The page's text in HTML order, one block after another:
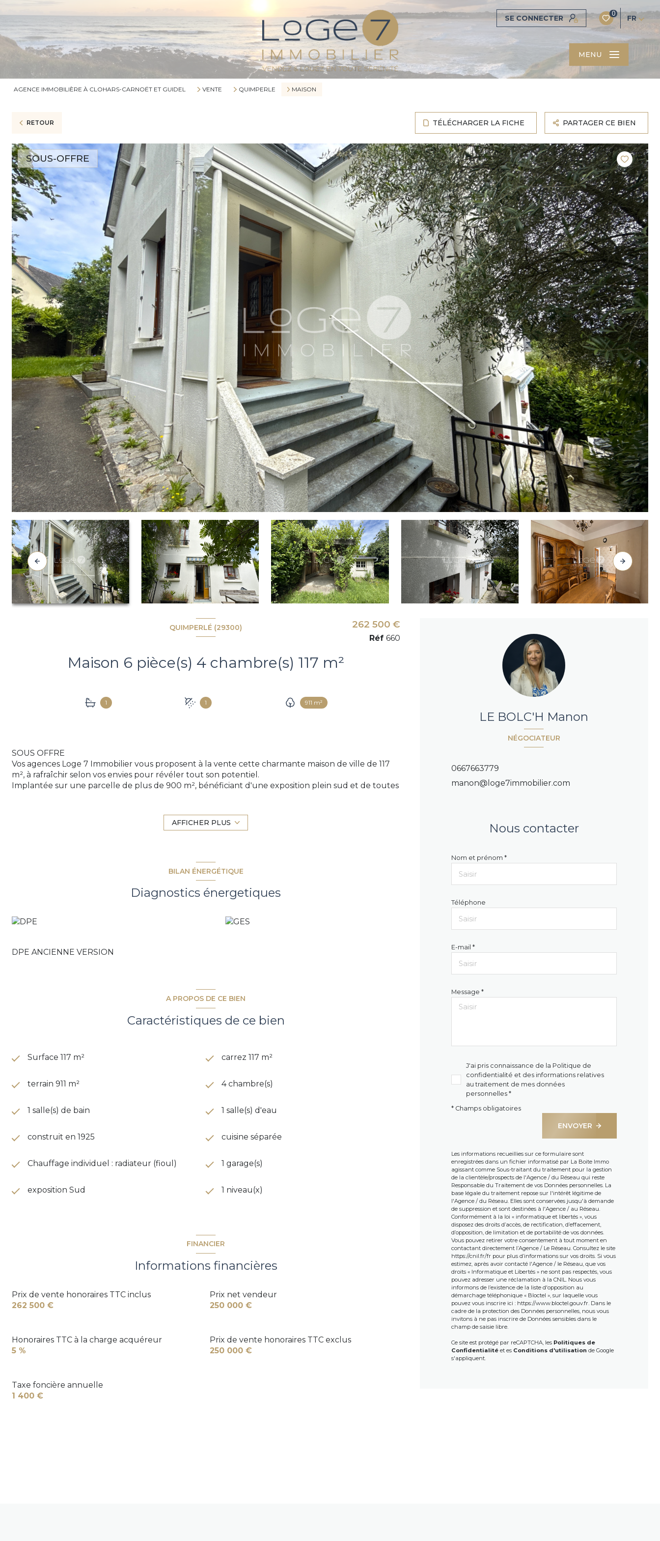
SE CONNECTER
0
FR
MENU
AGENCE IMMOBILIÈRE À CLOHARS-CARNOËT ET GUIDEL VENTE QUIMPERLE MAISON
RETOUR TÉLÉCHARGER LA FICHE PARTAGER CE BIEN
SOUS-OFFRE
QUIMPERLÉ (29300)
Maison 6 pièce(s) 4 chambre(s) 117 m²
1 1 911 m²
262 500 €
Réf 660
SOUS OFFRE
Vos agences Loge 7 Immobilier vous proposent à la vente cette charmante maison de ville de 117
m², à rafraîchir selon vos envies pour révéler tout son potentiel.
Implantée sur une parcelle de plus de 900 m², bénéficiant d'une exposition plein sud et de toutes
ainsi qu'une salle de bains et une salle d'eau.
À l'extérieur, vous profiterez d'un beau terrain, d'un cabanon et d'une place de stationnement
Grâce à son entrée indépendante, le sous-sol peut être aménagé en logement autonome, offrant
de nombreuses possibilités d'aménagement et de valorisation. Cette maison représente une
excellente opportunité pour les acquéreurs en quête d'un bien évolutif, alliant potentiel,
volumes et cadre de vie très agréable.
Veuillez noter que certaines photos ont été générées à l'aide de l'intelligence artificielle. Elles sont
présentées à titre indicatif et ont pour objectif de vous aider à vous projeter dans le potentiel
AFFICHER PLUS
BILAN ÉNERGÉTIQUE
Diagnostics énergetiques
DPE ANCIENNE VERSION
A PROPOS DE CE BIEN
Caractéristiques de ce bien
Surface 117 m² carrez 117 m²
terrain 911 m² 4 chambre(s)
1 salle(s) de bain 1 salle(s) d'eau
construit en 1925 cuisine séparée
Chauffage individuel : radiateur (fioul) 1 garage(s)
exposition Sud 1 niveau(x)
FINANCIER
Informations financières
Prix de vente honoraires TTC inclus
262 500 €
Prix net vendeur
250 000 €
Prix de vente honoraires TTC exclus
250 000 €
Honoraires TTC à la charge acquéreur
5 %
Taxe foncière annuelle
1 400 €
NÉGOCIATEUR
LE BOLC'H Manon
0667663779
manon@loge7immobilier.com
Nous contacter
Nom et prénom *
Téléphone
E-mail *
Message *
J'ai pris connaissance de la Politique de
confidentialité et des informations relatives
au traitement de mes données
personnelles *
* Champs obligatoires
ENVOYER
Les informations recueillies sur ce formulaire sont
enregistrées dans un fichier informatisé par La Boite Immo
agissant comme Sous-traitant du traitement pour la gestion
de la clientèle/prospects de l'Agence / du Réseau qui reste
Responsable du Traitement de vos Données personnelles. La
base légale du traitement repose sur l'intérêt légitime de
l'Agence / du Réseau. Elles sont conservées jusqu'à demande
de suppression et sont destinées à l'Agence / au Réseau.
Conformément à la loi « informatique et libertés », vous
disposez des droits d’accès, de rectification, d’effacement,
d’opposition, de limitation et de portabilité de vos données.
Vous pouvez retirer votre consentement à tout moment en
contactant directement l’Agence / Le Réseau. Consultez le site
https://cnil.fr/fr pour plus d’informations sur vos droits. Si vous
estimez, après avoir contacté l'Agence / le Réseau, que vos
droits « Informatique et Libertés » ne sont pas respectés, vous
pouvez adresser une réclamation à la CNIL. Nous vous
informons de l’existence de la liste d'opposition au
démarchage téléphonique « Bloctel », sur laquelle vous
pouvez vous inscrire ici : https://www.bloctel.gouv.fr. Dans le
cadre de la protection des Données personnelles, nous vous
invitons à ne pas inscrire de Données sensibles dans le
champ de saisie libre.
Ce site est protégé par reCAPTCHA, les Politiques de
Confidentialitéet es Conditions d'utilisation de Google
s'appliquent.